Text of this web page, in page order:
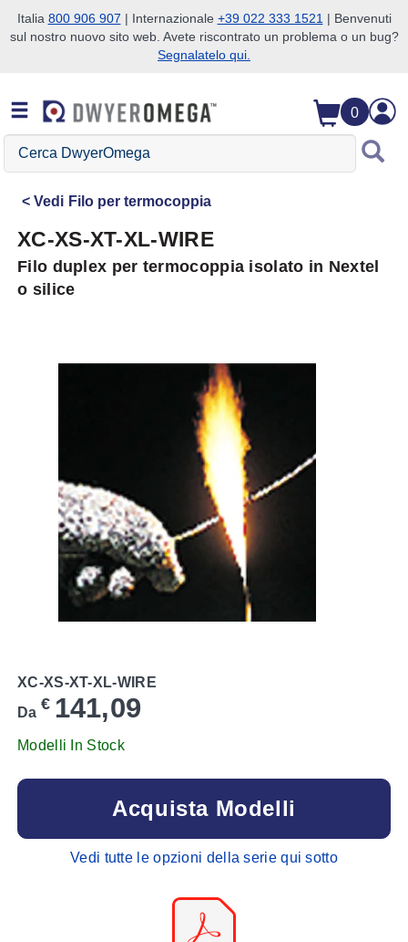
Salta alla ricerca
Salta al contenuto principale
Salta alla navigazione
Italia 800 906 907 | Internazionale +39 022 333 1521 | Benvenuti
sul nostro nuovo sito web. Avete riscontrato un problema o un bug?
Segnalatelo qui.
0
Cerca
DwyerOmega
Vedi Filo per termocoppia
XC-XS-XT-XL-WIRE
Filo duplex per termocoppia isolato in Nextel
o silice
XC-XS-XT-XL-WIRE
Da € 141,09
Modelli In Stock
Acquista Modelli
Vedi tutte le opzioni della serie qui sotto